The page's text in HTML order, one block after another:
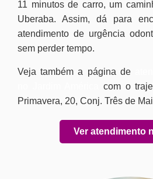
11 minutos de carro, um
Uberaba. Assim, dá para
atendimento de urgência
sem perder tempo.
Veja também a página de
com o
Primavera, 20, Conj. Três de
Ver atendimento